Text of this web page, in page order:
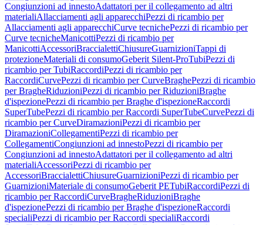
Congiunzioni ad innestoAdattatori per il collegamento ad altri
materialiAllacciamenti agli apparecchiPezzi di ricambio per
Allacciamenti agli apparecchiCurve tecnichePezzi di ricambio per
Curve tecnicheManicottiPezzi di ricambio per
ManicottiAccessoriBraccialettiChiusureGuarnizioniTappi di
protezioneMateriali di consumoGeberit Silent-ProTubiPezzi di
ricambio per TubiRaccordiPezzi di ricambio per
RaccordiCurvePezzi di ricambio per CurveBraghePezzi di ricambio
per BragheRiduzioniPezzi di ricambio per RiduzioniBraghe
d'ispezionePezzi di ricambio per Braghe d'ispezioneRaccordi
SuperTubePezzi di ricambio per Raccordi SuperTubeCurvePezzi di
ricambio per CurveDiramazioniPezzi di ricambio per
DiramazioniCollegamentiPezzi di ricambio per
CollegamentiCongiunzioni ad innestoPezzi di ricambio per
Congiunzioni ad innestoAdattatori per il collegamento ad altri
materialiAccessoriPezzi di ricambio per
AccessoriBraccialettiChiusureGuarnizioniPezzi di ricambio per
GuarnizioniMateriale di consumoGeberit PETubiRaccordiPezzi di
ricambio per RaccordiCurveBragheRiduzioniBraghe
d'ispezionePezzi di ricambio per Braghe d'ispezioneRaccordi
specialiPezzi di ricambio per Raccordi specialiRaccordi